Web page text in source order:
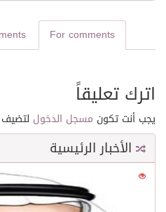
For comments
اترك تعليقاً
يجب أنت تكون مسجل الدخول لتضيف
الأخبار الرئيسية
21530